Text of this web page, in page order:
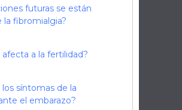
futuras se están
la fibromialgia?
a la fertilidad?
síntomas de la
el embarazo?